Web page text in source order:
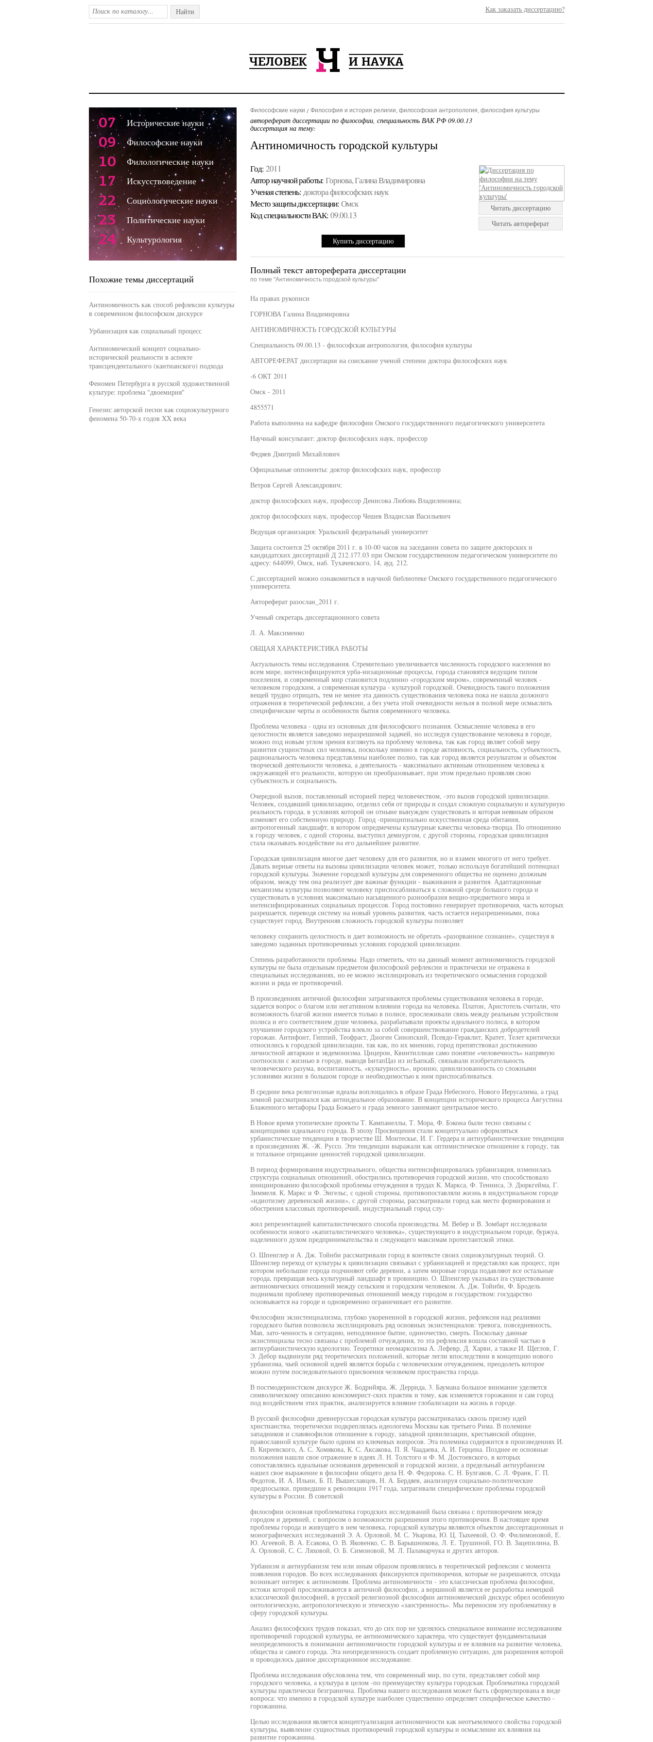
Найти Как заказать диссертацию?
Философские науки Философия и история религии, философская антропология, философия культуры
автореферат диссертации по философии, специальность ВАК РФ 09.00.13
диссертация на тему:
Антиномичность городской культуры
Год: 2011
Автор научной работы: Горнова, Галина Владимировна
Ученая cтепень: доктора философских наук
Место защиты диссертации: Омск
Код cпециальности ВАК: 09.00.13
Купить диссертацию
Читать диссертацию
Читать автореферат
Полный текст автореферата диссертации
по теме "Антиномичность городской культуры"
На правах рукописи
ГОРНОВА Галина Владимировна
АНТИНОМИЧНОСТЬ ГОРОДСКОЙ КУЛЬТУРЫ
Специальность 09.00.13 - философская антропология, философия культуры
АВТОРЕФЕРАТ диссертации на соискание ученой степени доктора философских наук
-6 ОКТ 2011
Омск - 2011
4855571
Работа выполнена на кафедре философии Омского государственного педагогического университета
Научный консультант: доктор философских наук, профессор
Федяев Дмитрий Михайлович
Официальные оппоненты: доктор философских наук, профессор
Ветров Сергей Александрович;
доктор философских наук, профессор Денисова Любовь Владиленовна;
доктор философских наук, профессор Чешев Владислав Васильевич
Ведущая организация: Уральский федеральный университет
Защита состоится 25 октября 2011 г. в 10-00 часов на заседании совета по защите докторских и
кандидатских диссертаций Д 212.177.03 при Омском государственном педагогическом университете по
адресу: 644099, Омск, наб. Тухачевского, 14, ауд. 212.
С диссертацией можно ознакомиться в научной библиотеке Омского государственного педагогического
университета.
Автореферат разослан_2011 г.
Ученый секретарь диссертационного совета
Л. А. Максименко
ОБЩАЯ ХАРАКТЕРИСТИКА РАБОТЫ
Актуальность темы исследования. Стремительно увеличивается численность городского населения во
всем мире, интенсифицируются урба-низационные процессы, города становятся ведущим типом
поселения, и современный мир становится подлинно «городским миром», современный человек -
человеком городским, а современная культура - культурой городской. Очевидность такого положения
вещей трудно отрицать, тем не менее эта данность существования человека пока не нашла должного
отражения в теоретической рефлексии, а без учета этой очевидности нельзя в полной мере осмыслить
специфические черты и особенности бытия современного человека.
Проблема человека - одна из основных для философского познания. Осмысление человека в его
целостности является заведомо неразрешимой задачей, но исследуя существование человека в городе,
можно под новым углом зрения взглянуть на проблему человека, так как город являет собой меру
развития сущностных сил человека, поскольку именно в городе активность, социальность, субъектность,
рациональность человека представлены наиболее полно, так как город является результатом и объектом
творческой деятельности человека, а деятельность - максимально активным отношением человека к
окружающей его реальности, которую он преобразовывает, при этом предельно проявляя свою
субъектность и социальность.
Очередной вызов, поставленный историей перед человечеством, -это вызов городской цивилизации.
Человек, создавший цивилизацию, отделил себя от природы и создал сложную социальную и культурную
реальность города, в условиях которой он отныне вынужден существовать и которая неявным образом
изменяет его собственную природу. Город -принципиально искусственная среда обитания,
антропогенный ландшафт, в котором опредмечены культурные качества человека-творца. По отношению
к городу человек, с одной стороны, выступил демиургом, с другой стороны, городская цивилизация
стала оказывать воздействие на его дальнейшее развитие.
Городская цивилизация многое дает человеку для его развития, но и взамен многого от него требует.
Давать верные ответы на вызовы цивилизации человек может, только используя богатейший потенциал
городской культуры. Значение городской культуры для современного общества не оценено должным
образом, между тем она реализует две важные функции - выживания и развития. Адаптационные
механизмы культуры позволяют человеку приспосабливаться к сложной среде большого города и
существовать в условиях максимально насыщенного разнообразия вещно-предметного мира и
интенсифицированных социальных процессов. Город постоянно генерирует противоречия, часть которых
разрешается, переводя систему на новый уровень развития, часть остается неразрешенными, пока
существует город. Внутренняя сложность городской культуры позволяет
человеку сохранить целостность и дает возможность не обретать «разорванное сознание», существуя в
заведомо заданных противоречивых условиях городской цивилизации.
Степень разработанности проблемы. Надо отметить, что на данный момент антиномичность городской
культуры не была отдельным предметом философской рефлексии и практически не отражена в
специальных исследованиях, но ее можно эксплицировать из теоретического осмысления городской
жизни и ряда ее противоречий.
В произведениях античной философии затрагиваются проблемы существования человека в городе,
задается вопрос о благом или негативном влиянии города на человека. Платон, Аристотель считали, что
возможность благой жизни имеется только в полисе, прослеживали связь между реальным устройством
полиса и его соответствием душе человека, разрабатывали проекты идеального полиса, в котором
улучшение городского устройства влекло за собой совершенствование гражданских добродетелей
горожан. Антифонт, Гиппий, Теофраст, Диоген Синопский, Псевдо-Гераклит, Кратет, Телет критически
относились к городской цивилизации, так как, по их мнению, город препятствовал достижению
личностной автаркии и эвдемонизма. Цицерон, Квинтиллиан само понятие «человечность» напрямую
соотносили с жизнью в городе, выводя ЬитапЦаз из игЬапкаБ, связывали изобретательность
человеческого разума, воспитанность, «культурность», иронию, цивилизованность со сложными
условиями жизни в большом городе и необходимостью к ним приспосабливаться.
В средние века религиозные идеалы воплощались в образе Града Небесного, Нового Иерусалима, а град
земной рассматривался как антиидеальное образование. В концепции исторического процесса Августина
Блаженного метафоры Града Божьего и града земного занимают центральное место.
В Новое время утопические проекты Т. Кампанеллы, Т. Мора, Ф. Бэкона были тесно связаны с
концепциями идеального города. В эпоху Просвещения стали концептуально оформляться
урбанистические тенденции в творчестве Ш. Монтескье, И. Г. Гердера и антиурбанистические тенденции
в произведениях Ж. -Ж. Руссо. Эти тенденции выражали как оптимистическое отношение к городу, так
и тотальное отрицание ценностей городской цивилизации.
В период формирования индустриального, общества интенсифицировалась урбанизация, изменилась
структура социальных отношений, обострились противоречия городской жизни, что способствовало
инициированию философской проблемы отчуждения в трудах К. Маркса, Ф. Тенниса, Э. Дюркгейма, Г.
Зиммеля. К. Маркс и Ф. Энгельс, с одной стороны, противопоставляли жизнь в индустриальном городе
«идиотизму деревенской жизни», с другой стороны, рассматривали город как место формирования и
обострения классовых противоречий, индустриальный город слу-
жил репрезентацией капиталистического способа производства. М. Вебер и В. Зомбарт исследовали
особенности нового «капиталистического человека», существующего в индустриальном городе, буржуа,
наделенного духом предпринимательства и следующего максимам протестантской этики.
О. Шпенглер и А. Дж. Тойнби рассматривали город в контексте своих социокультурных теорий. О.
Шпенглер переход от культуры к цивилизации связывал с урбанизацией и представлял как процесс, при
котором небольшие города подчиняют себе деревни, а затем мировые города подавляют все остальные
города, превращая весь культурный ландшафт в провинцию. О. Шпенглер указывал ira существование
антиномических отношений между сельским и городским человеком. А. Дж. Тойнби, Ф. Бродель
поднимали проблему противоречивых отношений между городом и государством: государство
основывается на городе и одновременно ограничивает его развитие.
Философии экзистенциализма, глубоко укорененной в городской жизни, рефлексия над реалиями
городского бытия позволила эксплицировать ряд основных экзистенциалов: тревога, повседневность,
Man, зато-ченность в ситуацию, неподлинное бытие, одиночество, смерть. Поскольку данные
экзистенциалы тесно связаны с проблемой отчуждения, то эта рефлексия вошла составной частью в
антиурбанистическую идеологию. Теоретики неомарксизма А. Лефевр, Д. Харви, а также И. Щеглов, Г.
Э. Дебор выдвинули ряд теоретических положений, которые легли впоследствии в концепцию нового
урбанизма, чьей основной идеей является борьба с человеческим отчуждением, преодолеть которое
можно путем последовательного присвоения человеком пространства города.
В постмодернистском дискурсе Ж. Бодрийяра, Ж. Деррида, 3. Баумана большое внимание уделяется
символическому описанию консюмерист-ских практик и тому, как изменяется горожанин и сам город
под воздействием этих практик, анализируется влияние глобализации на жизнь в городе.
В русской философии древнерусская городская культура рассматривалась сквозь призму идей
христианства, теоретически подкреплялась идеологема Москвы как третьего Рима. В полемике
западников и славянофилов отношение к городу, западной цивилизации, крестьянской общине,
православной культуре было одним из ключевых вопросов. Эта полемика содержится в произведениях И.
В. Киреевского, А. С. Хомякова, К. С. Аксакова, П. Я. Чаадаева, А. И. Герцена. Позднее ее основные
положения нашли свое отражение в идеях Л. Н. Толстого и Ф. М. Достоевского, в которых
сопоставлялись идеальные основания деревенской и городской жизни, а предельный антиурбанизм
нашел свое выражение в философии общего дела Н. Ф. Федорова. С. Н. Булгаков, С. Л. Франк, Г. П.
Федотов, И. А. Ильин, Б. П. Вышеславцев, Н. А. Бердяев, анализируя социально-политические
предпосылки, приведшие к революции 1917 года, затрагивали специфические проблемы городской
культуры в России. В советской
философии основная проблематика городских исследований была связана с противоречием между
городом и деревней, с вопросом о возможности разрешения этого противоречия. В настоящее время
проблемы города и живущего в нем человека, городской культуры являются объектом диссертационных и
монографических исследований Э. А. Орловой, М. С. Уварова, Ю. Ц. Тыхеевой, О. Ф. Филимоновой, Е.
Ю. Агеевой, В. А. Есакова, О. В. Яковенко, С. В. Барышникова, Л. Е. Трушиной, ГО. В. Зацепилина, В.
А. Орловой, С. С. Ляховой, О. Б. Симоновой, М. Л. Паламарчука и других авторов.
Урбанизм и антиурбанизм тем или иным образом проявлялись в теоретической рефлексии с момента
появления городов. Во всех исследованиях фиксируются противоречия, которые не разрешаются, отсюда
возникает интерес к антиномиям. Проблема антиномичности - это классическая проблема философии,
истоки которой прослеживаются в античной философии, а вершиной является ее разработка немецкой
классической философией, в русской религиозной философии антиномический дискурс обрел особенную
онтологическую, антропологическую и этическую «заостренность». Мы переносим эту проблематику в
сферу городской культуры.
Анализ философских трудов показал, что до сих пор не уделялось специальное внимание исследованиям
противоречий городской культуры, ее антиномического характера, что существует фундаментальная
неопределенность в понимании антиномичности городской культуры и ее влияния на развитие человека,
общества и самого города. Эта неопределенность создает проблемную ситуацию, для разрешения которой
и проводилось данное диссертационное исследование.
Проблема исследования обусловлена тем, что современный мир, по сути, представляет собой мир
городского человека, а культура в целом -по преимуществу культура городская. Проблематика городской
культуры практически безгранична. Проблема нашего исследования может бьггь сформулирована в виде
вопроса: что именно в городской культуре наиболее существенно определяет специфическое качество -
горожанина.
Целью исследования является концептуализация антиномичности как неотъемлемого свойства городской
культуры, выявление сущностных противоречий городской культуры и осмысление их влияния на
развитие горожанина.
07 Исторические науки
09 Философские науки
10 Филологические науки
17 Искусствоведение
22 Социологические науки
23 Политические науки
24 Культурология
Похожие темы диссертаций
Антиномичность как способ рефлексии культуры
в современном философском дискурсе
Урбанизация как социальный процесс
Антиномический концепт социально-
исторической реальности в аспекте
трансцендентального (кантианского) подхода
Феномен Петербурга в русской художественной
культуре: проблема "двоемирия"
Генезис авторской песни как социокультурного
феномена 50-70-х годов XX века